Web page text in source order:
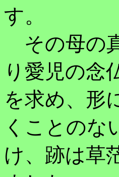
す。
その母の
り愛児の念
を求め、形
くことのな
け、跡は草